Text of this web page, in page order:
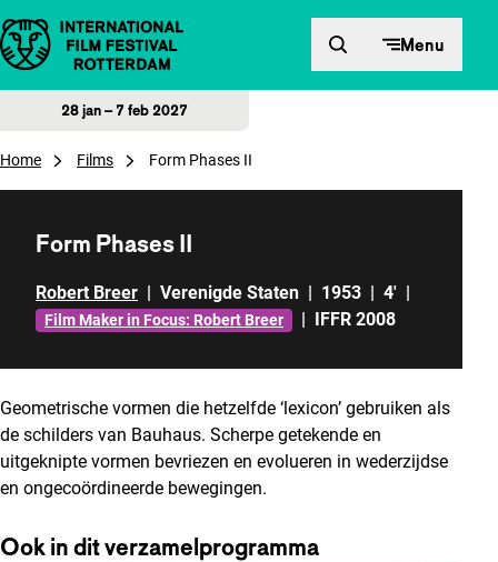
Direct naar inhoud Menu
28 jan – 7 feb 2027
Home Films Form Phases II
Form Phases II
Robert Breer | Verenigde Staten | 1953 | 4' |
Film Maker in Focus: Robert Breer | IFFR 2008
Geometrische vormen die hetzelfde ‘lexicon’ gebruiken als
de schilders van Bauhaus. Scherpe getekende en
uitgeknipte vormen bevriezen en evolueren in wederzijdse
en ongecoördineerde bewegingen.
Ook in dit verzamelprogramma